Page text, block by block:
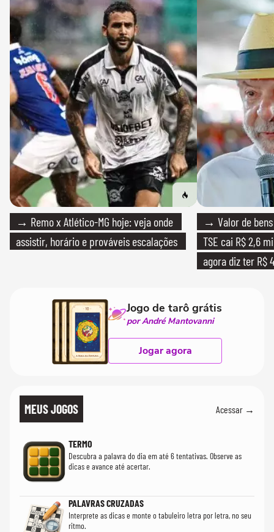
→ Remo x Atlético-MG hoje: veja onde
assistir, horário e prováveis escalações
→ Valor de
TSE cai R$ 2,6
agora diz ter R$
Jogo de tarô grátis
por André Mantovanni
Jogar agora
MEUS JOGOS Acessar →
TERMO
Descubra a palavra do dia em até 6 tentativas. Observe as
dicas e avance até acertar.
PALAVRAS CRUZADAS
Interprete as dicas e monte o tabuleiro letra por letra, no seu
ritmo.